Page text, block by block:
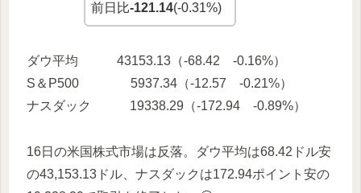
前日比-121.14(-0.31%)
ダウ平均 43153.13（-68.42 -0.16%）
S＆P500 5937.34（-12.57 -0.21%）
ナスダック 19338.29（-172.94 -0.89%）
16日の米国株式市場は反落。ダウ平均は68.42ドル安
の43,153.13ドル、ナスダックは172.94ポイント安の